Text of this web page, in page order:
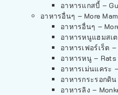
อาหารแกสบี้ –
อาหารอื่นๆ – More
อาหารอื่นๆ –
อาหารหนูแฮมสเ
อาหารเฟอร์เร็ต –
อาหารหนู – Rats
อาหารเม่นแคระ
อาหารกระรอกดิ
อาหารลิง –